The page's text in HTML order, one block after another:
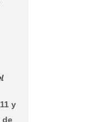
y
de